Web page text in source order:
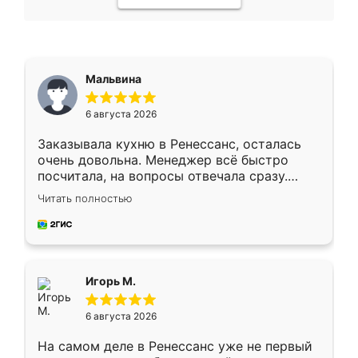
Мальвина
6 августа 2026
Заказывала кухню в Ренессанс, осталась
очень довольна. Менеджер всё быстро
посчитала, на вопросы отвечала сразу.
Замерщик приехал в субботу, подошёл к
делу со всей ответственностью. Собрали
за день, ребята работали аккуратно, даже
Читать полностью
Игорь М.
6 августа 2026
На самом деле в Ренессанс уже не первый